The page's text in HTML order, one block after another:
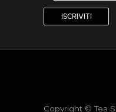
Copyright © Tea